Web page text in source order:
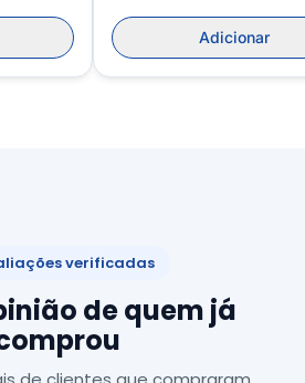
Adicionar
verificadas
de quem já